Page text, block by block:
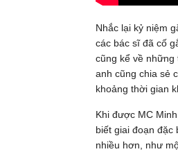
Nhắc lại kỷ niệm
các bác sĩ đã cố
cũng kể về những
anh cũng chia sẻ
khoảng thời gian
Khi được MC
biết giai đoạn đặc
nhiều hơn, như